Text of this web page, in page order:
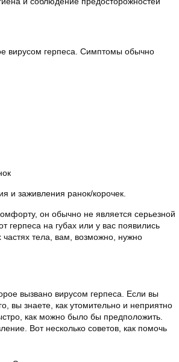
вирусом герпеса. Симптомы обычно
и заживления ранок/корочек.
он обычно не является серьезной
герпеса на губах или у вас появились
частях тела, вам, возможно, нужно
вызвано вирусом герпеса. Если вы
вы знаете, как утомительно и неприятно
как можно было бы предположить.
Вот несколько советов, как помочь